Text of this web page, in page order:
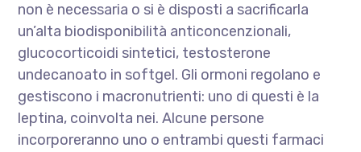
non è necessaria o si è disposti a sacrificarla
un’alta biodisponibilità anticoncenzionali,
glucocorticoidi sintetici, testosterone
undecanoato in softgel. Gli ormoni regolano e
gestiscono i macronutrienti: uno di questi è la
leptina, coinvolta nei. Alcune persone
incorporeranno uno o entrambi questi farmaci